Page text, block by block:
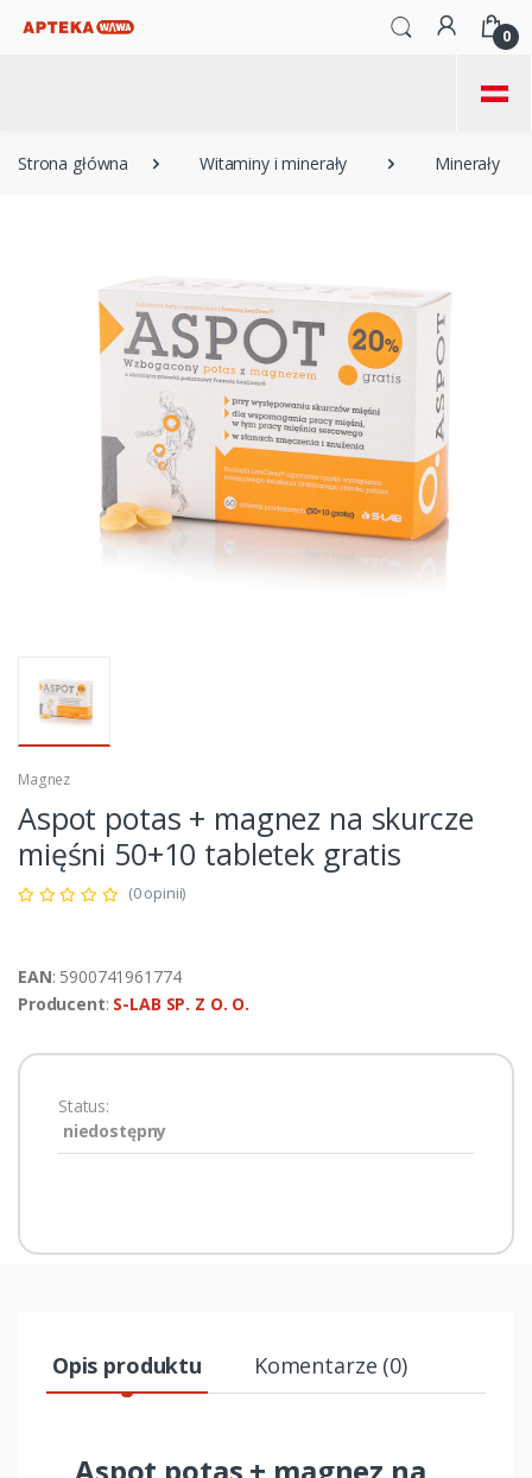
0
=
Strona główna Witaminy i minerały Minerały
Magnez
Aspot potas + magnez na skurcze
mięśni 50+10 tabletek gratis
(0 opinii)
EAN: 5900741961774
Producent: S-LAB SP. Z O. O.
Status:
niedostępny
Opis produktu Komentarze (0)
Aspot potas + magnez na